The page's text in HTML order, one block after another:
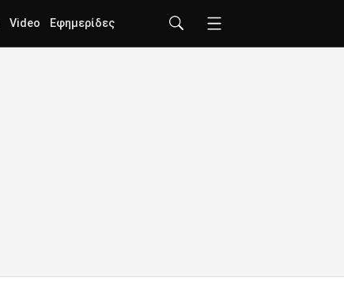
Video Εφημερίδες